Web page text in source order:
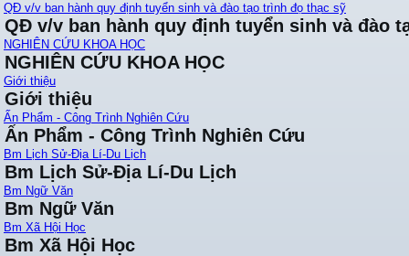
QĐ v/v ban hành quy định tuyển sinh và đào tạo trình đọ thạc sỹ
QĐ v/v ban hành quy định tuyển sinh và đào
NGHIÊN CỨU KHOA HỌC
NGHIÊN CỨU KHOA HỌC
Giới thiệu
Giới thiệu
Ấn Phẩm - Công Trình Nghiên Cứu
Ấn Phẩm - Công Trình Nghiên Cứu
Bm Lịch Sử-Địa Lí-Du Lịch
Bm Lịch Sử-Địa Lí-Du Lịch
Bm Ngữ Văn
Bm Ngữ Văn
Bm Xã Hội Học
Bm Xã Hội Học